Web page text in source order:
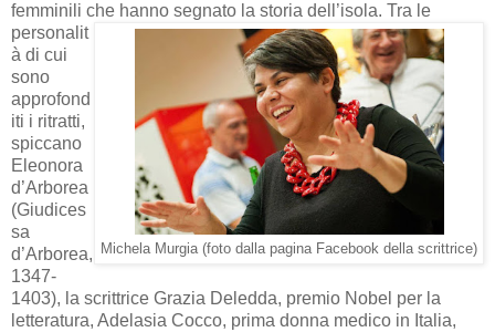
femminili che hanno segnato la storia dell’isola.
Michela Murgia (foto dalla pagina Facebook della scrittrice)
Tra le
personalit
à di cui
sono
approfond
iti i ritratti,
spiccano
Eleonora
d’Arborea
(Giudices
sa
d’Arborea,
1347-
1403), la scrittrice Grazia Deledda, premio Nobel per la
letteratura, Adelasia Cocco, prima donna medico in Italia,